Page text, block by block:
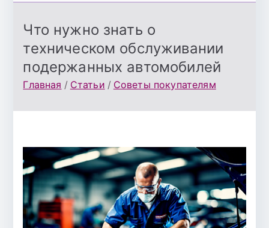
Что нужно знать о
техническом обслуживании
подержанных автомобилей
Главная Статьи Советы покупателям